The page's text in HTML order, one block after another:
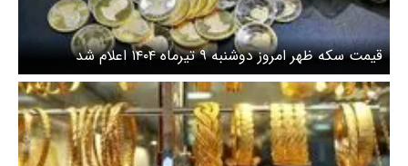
قیمت سکه ظهر امروز دوشنبه ۹ تیرماه ۱۴۰۴ اعلام شد